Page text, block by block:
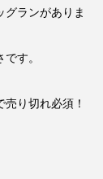
グランがありま
す。
り切れ必須！